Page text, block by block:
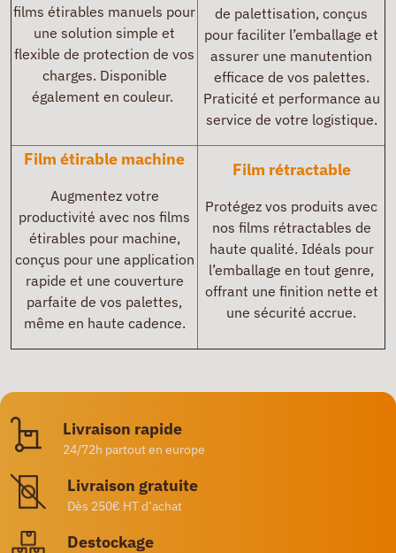
films étirables manuels pour
une solution simple et
flexible de protection de vos
charges. Disponible
également en couleur.
de palettisation, conçus
pour faciliter l’emballage et
assurer une manutention
efficace de vos palettes.
Praticité et performance au
service de votre logistique.
Film étirable machine
Augmentez votre
productivité avec nos films
étirables pour machine,
conçus pour une application
rapide et une couverture
parfaite de vos palettes,
même en haute cadence.
Film rétractable
Protégez vos produits avec
nos films rétractables de
haute qualité. Idéals pour
l’emballage en tout genre,
offrant une finition nette et
une sécurité accrue.
Livraison rapide
24/72h partout en europe
Livraison gratuite
Dès 250€ HT d’achat
Destockage